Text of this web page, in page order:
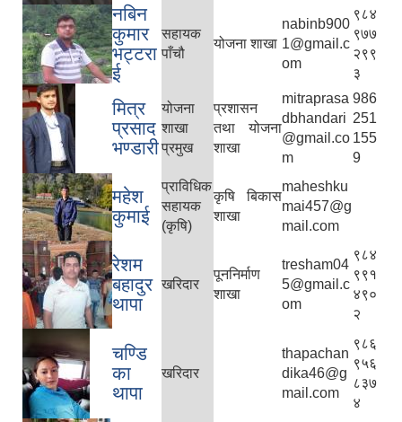
नबिन
कुमार
भट्टरा
ई
सहायक
पाँचौ
योजना शाखा
nabinb900
1@gmail.c
om
९८४
९७७
२९९
३
मित्र
प्रसाद
भण्डारी
योजना
शाखा
प्रमुख
प्रशासन
तथा योजना
शाखा
mitraprasa
dbhandari
@gmail.co
m
986
251
155
9
महेश
कुमाई
प्राविधिक
सहायक
(कृषि)
कृषि बिकास
शाखा
maheshku
mai457@g
mail.com
रेशम
बहादुर
थापा
खरिदार
पूननिर्माण
शाखा
tresham04
5@gmail.c
om
९८४
९९१
४९०
२
चण्डि
का
थापा
खरिदार
thapachan
dika46@g
mail.com
९८६
९५६
८३७
४